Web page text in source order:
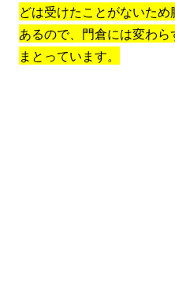
どは受けたことがないた
あるので、門倉には変わ
まとっています。